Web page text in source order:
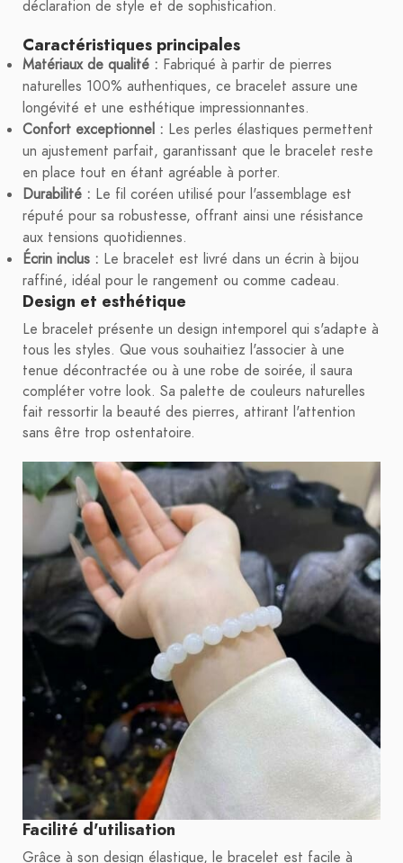
déclaration de style et de sophistication.
Caractéristiques principales
Matériaux de qualité : Fabriqué à partir de pierres
naturelles 100% authentiques, ce bracelet assure une
longévité et une esthétique impressionnantes.
Confort exceptionnel : Les perles élastiques permettent
un ajustement parfait, garantissant que le bracelet reste
en place tout en étant agréable à porter.
Durabilité : Le fil coréen utilisé pour l'assemblage est
réputé pour sa robustesse, offrant ainsi une résistance
aux tensions quotidiennes.
Écrin inclus : Le bracelet est livré dans un écrin à bijou
raffiné, idéal pour le rangement ou comme cadeau.
Design et esthétique
Le bracelet présente un design intemporel qui s'adapte à
tous les styles. Que vous souhaitiez l'associer à une
tenue décontractée ou à une robe de soirée, il saura
compléter votre look. Sa palette de couleurs naturelles
fait ressortir la beauté des pierres, attirant l'attention
sans être trop ostentatoire.
Facilité d'utilisation
Grâce à son design élastique, le bracelet est facile à